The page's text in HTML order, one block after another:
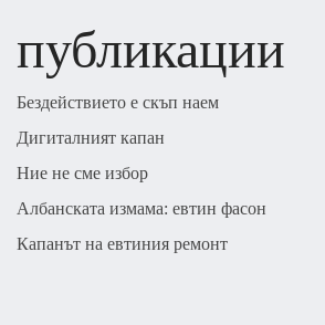
публикации
Бездействието е скъп наем
Дигиталният капан
Ние не сме избор
Албанската измама: евтин фасон
Капанът на евтиния ремонт